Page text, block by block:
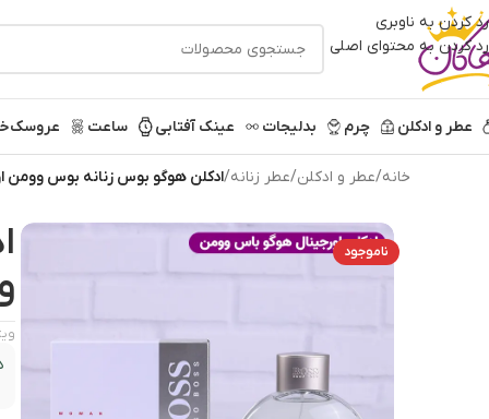
رد کردن به ناوبری
رد کردن به محتوای اصلی
عطر و ادکلن چرم بدلیجات عینک آفتابی ساعت عروسک
خانه/عطر و ادکلن/عطر زنانه/ادکلن هوگو بوس زنانه بوس وومن
ناموجود